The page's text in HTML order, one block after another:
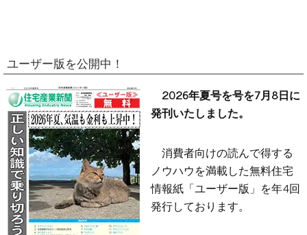
ユーザー版を公開中！
2026年夏号を号を7月8日に
発刊いたしました。
消費者向けの読んで得する
ノウハウを満載した無料住宅
情報紙「ユーザー版」を年4回
発行しております。